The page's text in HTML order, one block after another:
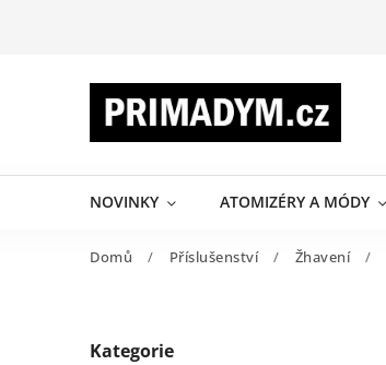
NOVINKY ATOMIZÉRY A MÓDY
Domů / Příslušenství / Žhavení /
Kategorie